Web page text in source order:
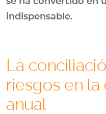
indispensable.
La
riesgos en
anual